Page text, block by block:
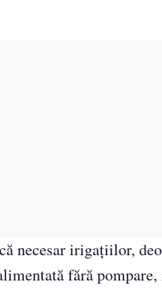
necesar irigațiilor,
fără